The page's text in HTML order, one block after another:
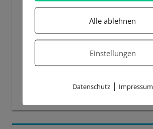
Alle ablehnen
Einstellungen
Datenschutz| Impressum